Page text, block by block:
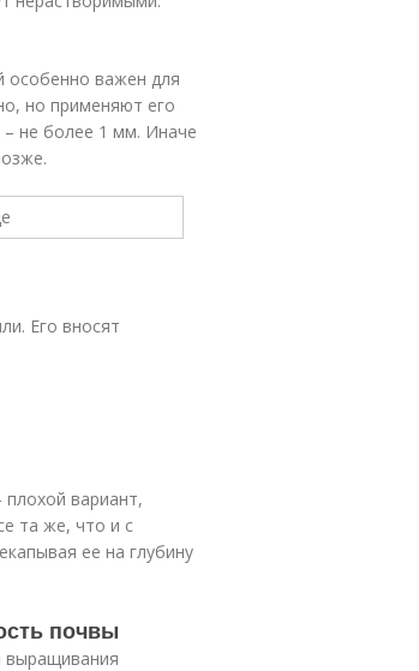
особенно важен для
но применяют его
не более 1 мм. Иначе
Его вносят
вариант,
та же, что и с
ее на глубину
почвы
выращивания